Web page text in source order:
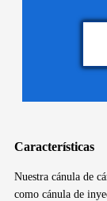
Características
Nuestra cánula de
como cánula de